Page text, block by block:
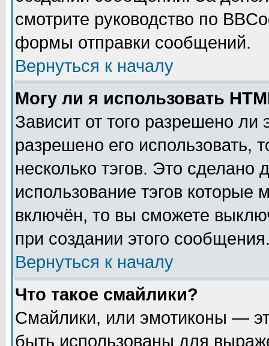
смотрите руководство по
формы отправки сообщений.
Вернуться к началу
Могу ли я использовать
Зависит от того разрешено
разрешено его использовать,
несколько тэгов. Это сделано
использование тэгов
включён, то вы сможете
при создании этого
Вернуться к началу
Что такое смайлики?
Смайлики, или эмотиконы —
быть использованы для